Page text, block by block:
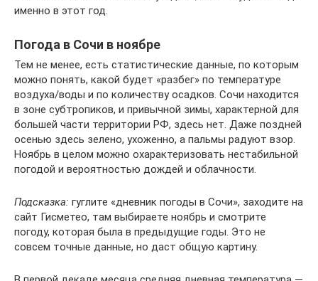
именно в этот год.
Погода в Сочи в ноябре
Тем не менее, есть статистические данные, по которым
можно понять, какой будет «разбег» по температуре
воздуха/воды и по количеству осадков. Сочи находится
в зоне субтропиков, и привычной зимы, характерной для
большей части территории РФ, здесь нет. Даже поздней
осенью здесь зелено, ухоженно, а пальмы радуют взор.
Ноябрь в целом можно охарактеризовать нестабильной
погодой и вероятностью дождей и облачности.
Подсказка: гуглите «дневник погоды в Сочи», заходите на
сайт Гисметео, там выбираете ноябрь и смотрите
погоду, которая была в предыдущие годы. Это не
совсем точные данные, но даст общую картину.